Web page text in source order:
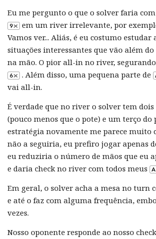
Eu me pergunto o que o solver faria com
em um river irrelevante, por
Vamos ver... Aliás, é eu costumo
situações interessantes que vão além
na mão. O pior all-in no river,
. Além disso, uma pequena parte de
vai all-in.
É verdade que no river o solver tem
(pouco menos que o pote) e um terço do
estratégia novamente me parece muito
não a seguiria, eu prefiro jogar apenas
eu reduziria o número de mãos que eu
e daria check no river com todos meus
Em geral, o solver acha a mesa no turn
e até o faz com alguma frequência,
vezes.
Nosso oponente responde ao nosso